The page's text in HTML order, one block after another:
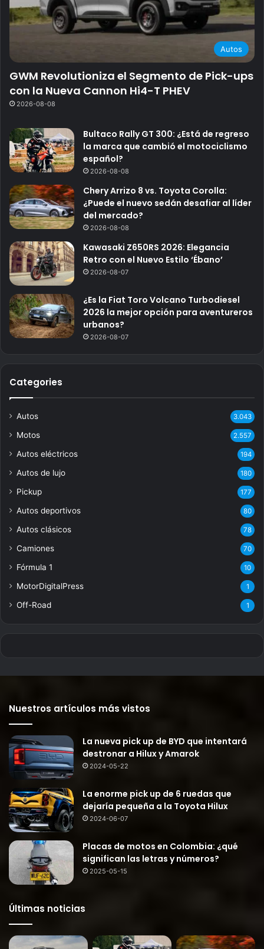
Autos
GWM Revolutioniza el Segmento de Pick-ups
con la Nueva Cannon Hi4-T PHEV
2026-08-08
Bultaco Rally GT 300: ¿Está de regreso
la marca que cambió el motociclismo
español?
2026-08-08
Chery Arrizo 8 vs. Toyota Corolla:
¿Puede el nuevo sedán desafiar al líder
del mercado?
2026-08-08
Kawasaki Z650RS 2026: Elegancia
Retro con el Nuevo Estilo ‘Ébano’
2026-08-07
¿Es la Fiat Toro Volcano Turbodiesel
2026 la mejor opción para aventureros
urbanos?
2026-08-07
Categories
Autos 3.043
Motos 2.557
Autos eléctricos 194
Autos de lujo 180
Pickup 177
Autos deportivos 80
Autos clásicos 78
Camiones 70
Fórmula 1 10
MotorDigitalPress 1
Off-Road 1
Nuestros artículos más vistos
La nueva pick up de BYD que intentará
destronar a Hilux y Amarok
2024-05-22
La enorme pick up de 6 ruedas que
dejaría pequeña a la Toyota Hilux
2024-06-07
Placas de motos en Colombia: ¿qué
significan las letras y números?
2025-05-15
Últimas noticias